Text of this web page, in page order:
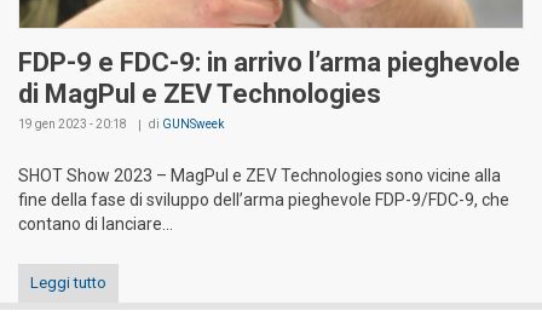
FDP-9 e FDC-9: in arrivo l’arma pieghevole
di MagPul e ZEV Technologies
19 gen 2023 - 20:18 di GUNSweek
SHOT Show 2023 – MagPul e ZEV Technologies sono vicine alla
fine della fase di sviluppo dell’arma pieghevole FDP-9/FDC-9, che
contano di lanciare...
Leggi tutto